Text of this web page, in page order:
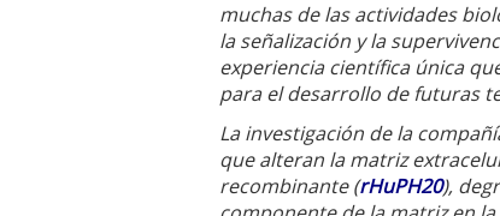
muchas de las actividades
la señalización y la
experiencia científica única
para el desarrollo de futuras
La investigación de la
que alteran la matriz
recombinante (rHuPH20),